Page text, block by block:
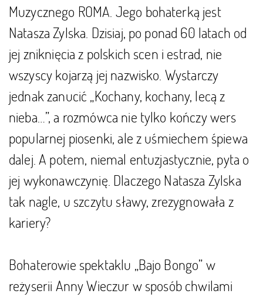
Muzycznego ROMA. Jego bohaterką jest
Natasza Zylska. Dzisiaj, po ponad 60 latach od
jej zniknięcia z polskich scen i estrad, nie
wszyscy kojarzą jej nazwisko. Wystarczy
jednak zanucić „Kochany, kochany, lecą z
nieba…”, a rozmówca nie tylko kończy wers
popularnej piosenki, ale z uśmiechem śpiewa
dalej. A potem, niemal entuzjastycznie, pyta o
jej wykonawczynię. Dlaczego Natasza Zylska
tak nagle, u szczytu sławy, zrezygnowała z
kariery?
Bohaterowie spektaklu „Bajo Bongo” w
reżyserii Anny Wieczur w sposób chwilami